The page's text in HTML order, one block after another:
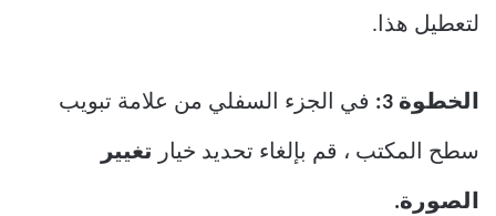
لتعطيل هذا.
الخطوة 3: في الجزء السفلي من علامة تبويب
سطح المكتب ، قم بإلغاء تحديد خيار تغيير
الصورة.